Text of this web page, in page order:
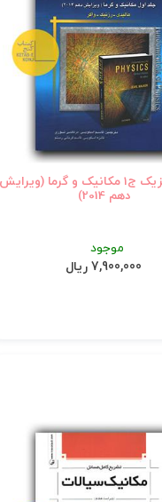
مبانی فیزیک ج1 مکانیک و گرما (ویرایش
دهم 2014)
موجود
7,900,000 ریال